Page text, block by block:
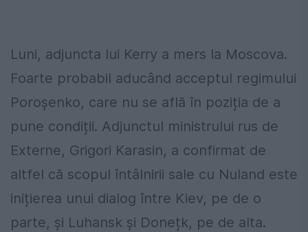
Luni, adjuncta lui Kerry a mers la Moscova.
Foarte probabil aducând acceptul regimului
Poroșenko, care nu se află în poziția de a
pune condiții. Adjunctul ministrului rus de
Externe, Grigori Karasin, a confirmat de
altfel că scopul întâlnirii sale cu Nuland este
inițierea unui dialog între Kiev, pe de o
parte, și Luhansk și Donețk, pe de alta.